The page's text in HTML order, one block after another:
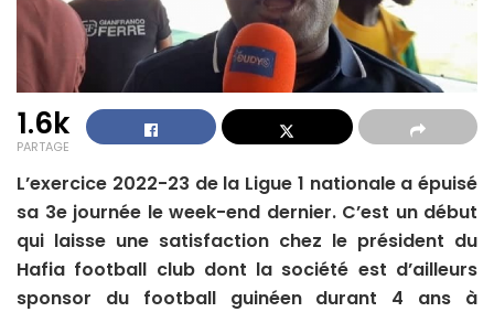
1.6k
PARTAGE
L’exercice 2022-23 de la Ligue 1 nationale a épuisé
sa 3e journée le week-end dernier. C’est un début
qui laisse une satisfaction chez le président du
Hafia football club dont la société est d’ailleurs
sponsor du football guinéen durant 4 ans à